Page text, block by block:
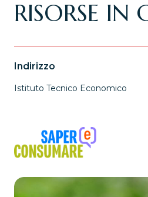
RISORSE IN
Indirizzo
Istituto Tecnico Economico